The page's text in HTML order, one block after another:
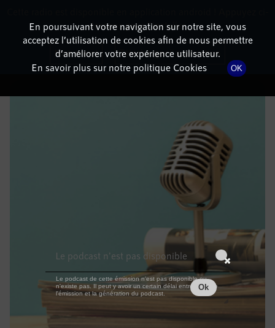
DÉTAILS DE L'ÉPISODE
15 août 2022à 11h59, durée : Invalid date
En poursuivant votre navigation sur notre site, vous
acceptez l’utilisation de cookies afin de nous permettre
d’améliorer votre expérience utilisateur.
En savoir plus sur notre politique Cookies
OK
dessous pour l'installer.
Non merci Télécharger l'application
Le podcast n'est pas disponible
Le podcast de cette émission n'est pas disponible ou
n'existe pas. Il peut y avoir un certain délai entre la fin de
l'émission et la génération du podcast.
Ok